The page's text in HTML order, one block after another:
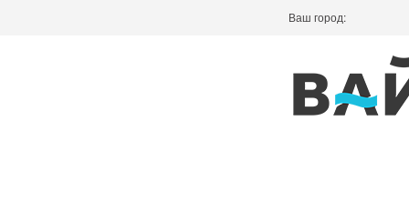
Ваш город: